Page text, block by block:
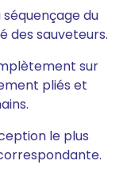
du
des sauveteurs.
sur
pliés et
le plus